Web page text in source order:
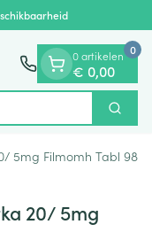
Zoek
0 artikelen
€ 0,00
0
5mg Filmomh Tabl 98
20/ 5mg